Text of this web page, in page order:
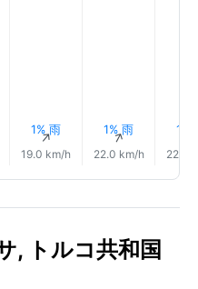
1% 雨
↑
19.0 km/h
1% 雨
↑
22.0 km/h
1%
22.0
, トルコ共和国